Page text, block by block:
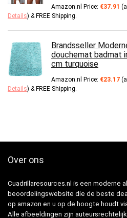
Amazon.nl Price: €37.91
Details) & FREE Shipping.
Brandsseller
douchemat badmat
cm turquoise
Amazon.nl Price: €23.17
Details) & FREE Shipping.
Over ons
Cuadrillaresources.nl is een moderne
beoordelingswebsite die de beste
op amazon en u op de hoogte houdt
Alle afbeeldingen zijn